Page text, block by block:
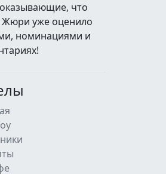
что
Жюри уже оценило
номинациями и